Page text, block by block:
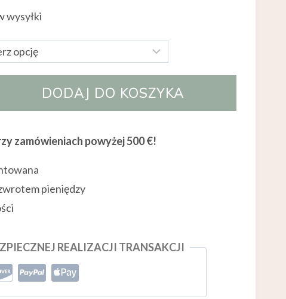
wysyłki
DODAJ DO KOSZYKA
zamówieniach powyżej 500 €!
pieniędzy
REALIZACJI TRANSAKCJI